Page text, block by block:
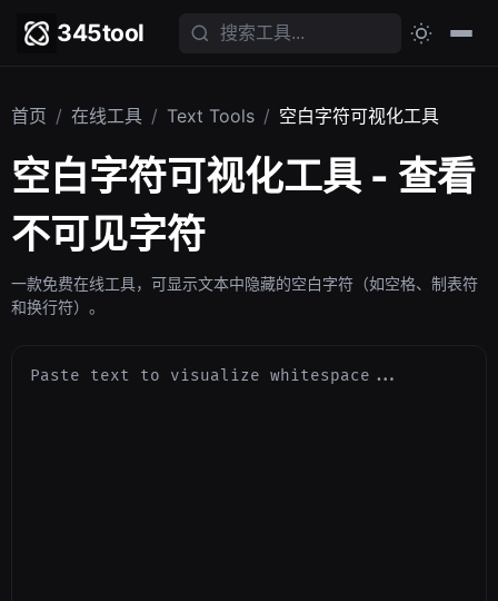
345tool
首页 / 在线工具 / Text Tools / 空白字符可视化工具
空白字符可视化工具 - 查看
不可见字符
一款免费在线工具，可显示文本中隐藏的空白字符（如空格、制表符
和换行符）。